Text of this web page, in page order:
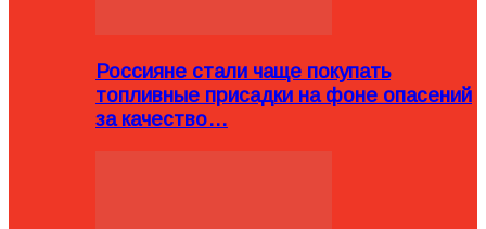
Россияне стали чаще покупать
топливные присадки на фоне опасений
за качество…